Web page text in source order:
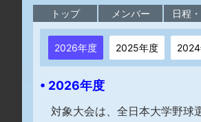
トップ メンバー 日程
2026年度 2025年度
• 2026年度
対象大会は、全日本大学野球